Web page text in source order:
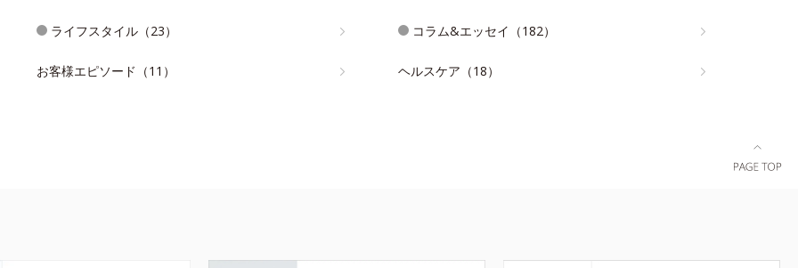
ライフスタイル（23） コラム&エッセイ（182）
お客様エピソード（11） ヘルスケア（18）